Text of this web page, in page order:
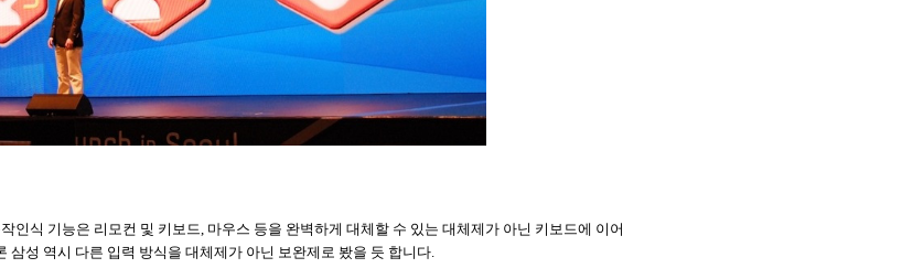
인식 기능은 리모컨 및 키보드, 마우스 등을 완벽하게 대체할 수 있는 대체제가 아닌 키보드에 이어
삼성 역시 다른 입력 방식을 대체제가 아닌 보완제로 봤을 듯 합니다.